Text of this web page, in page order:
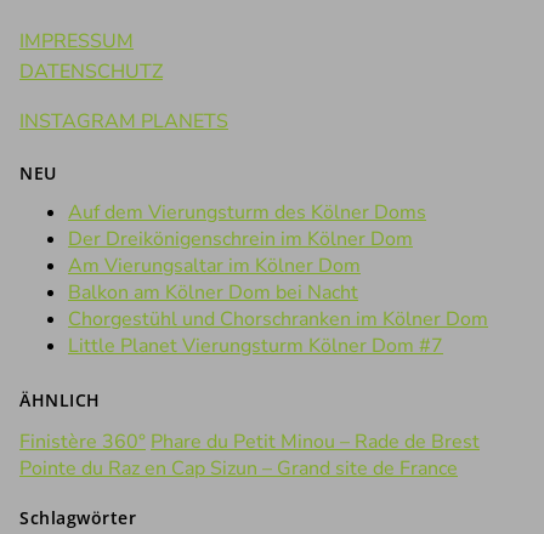
IMPRESSUM
DATENSCHUTZ
INSTAGRAM PLANETS
NEU
Auf dem Vierungsturm des Kölner Doms
Der Dreikönigenschrein im Kölner Dom
Am Vierungsaltar im Kölner Dom
Balkon am Kölner Dom bei Nacht
Chorgestühl und Chorschranken im Kölner Dom
Little Planet Vierungsturm Kölner Dom #7
ÄHNLICH
Finistère 360° Phare du Petit Minou – Rade de Brest
Pointe du Raz en Cap Sizun – Grand site de France
Schlagwörter